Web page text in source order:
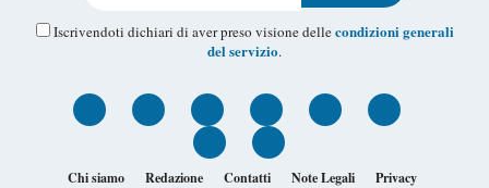
Iscrivendoti dichiari di aver preso visione dellecondizioni generali
del servizio.
Chi siamo Redazione Contatti Note Legali Privacy